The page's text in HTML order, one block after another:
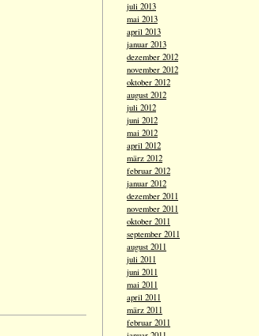
juli 2013
mai 2013
april 2013
januar 2013
dezember 2012
november 2012
oktober 2012
august 2012
juli 2012
juni 2012
mai 2012
april 2012
märz 2012
februar 2012
januar 2012
dezember 2011
november 2011
oktober 2011
september 2011
august 2011
juli 2011
juni 2011
mai 2011
april 2011
märz 2011
februar 2011